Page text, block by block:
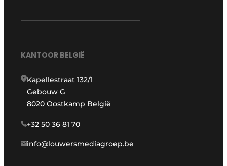
KANTOOR BELGIË
Kapellestraat 132/1
Gebouw G
8020 Oostkamp België
+32 50 36 81 70
info@louwersmediagroep.be